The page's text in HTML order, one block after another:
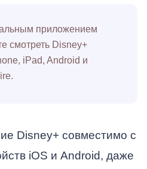
приложением
смотреть Disney+
iPad, Android и
Disney+ совместимо с
iOS и Android, даже